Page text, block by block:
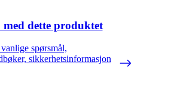
dette produktet
spørsmål,
sikkerhetsinformasjon